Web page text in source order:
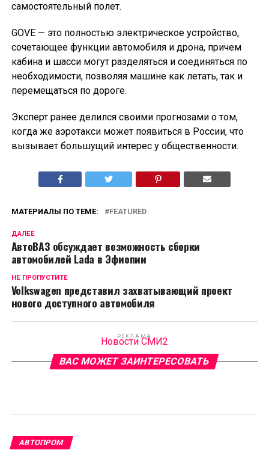
самостоятельный полет.
GOVE — это полностью электрическое устройство,
сочетающее функции автомобиля и дрона, причем
кабина и шасси могут разделяться и соединяться по
необходимости, позволяя машине как летать, так и
перемещаться по дороге.
Эксперт ранее делился своими прогнозами о том,
когда же аэротакси может появиться в России, что
вызывает большущий интерес у общественности.
МАТЕРИАЛЫ ПО ТЕМЕ: FEATURED
ДАЛЕЕ
АвтоВАЗ обсуждает возможность сборки
автомобилей Lada в Эфиопии
НЕ ПРОПУСТИТЕ
Volkswagen представил захватывающий проект
нового доступного автомобиля
РЕКЛАМА
Новости СМИ2
ВАС МОЖЕТ ЗАИНТЕРЕСОВАТЬ
АВТОПРОМ